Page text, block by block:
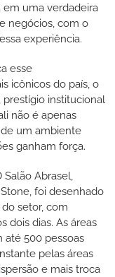
em uma verdadeira
negócios, com o
experiência.
esse
icônicos do país, o
prestígio institucional
não é apenas
um ambiente
ganham força.
Abrasel,
foi desenhado
setor, com
dois dias. As áreas
500 pessoas
pelas áreas
e mais troca